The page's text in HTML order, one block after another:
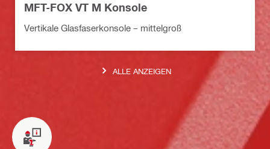
MFT-FOX VT M Konsole
Vertikale Glasfaserkonsole – mittelgroß
ALLE ANZEIGEN